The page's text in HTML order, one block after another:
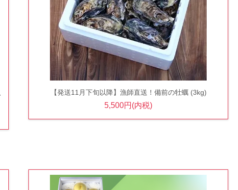
【発送11月下旬以降】漁師直送！備前の牡蠣 (3kg)
5,500円(内税)